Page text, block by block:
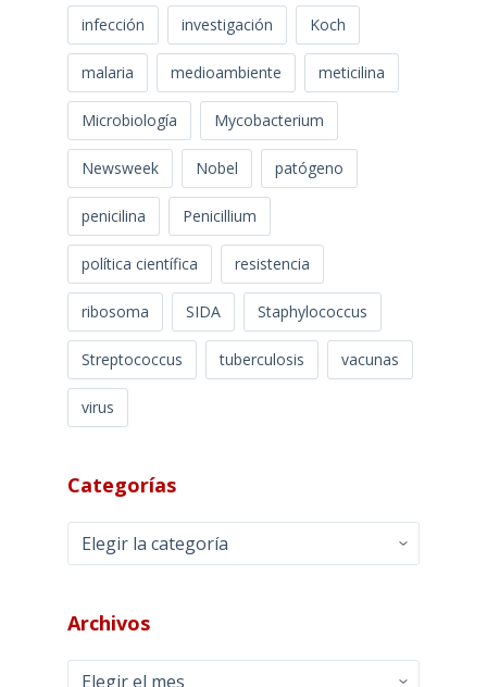
infección investigación Koch
malaria medioambiente meticilina
Microbiología Mycobacterium
Newsweek Nobel patógeno
penicilina Penicillium
política científica resistencia
ribosoma SIDA Staphylococcus
Streptococcus tuberculosis vacunas
virus
Categorías
Categorías
Archivos
Archivos